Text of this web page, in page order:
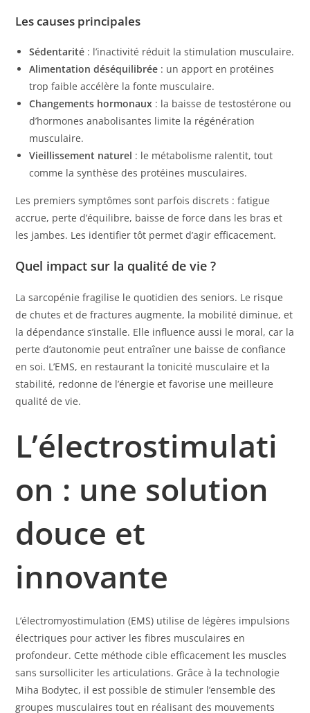
Les causes principales
Sédentarité : l’inactivité réduit la stimulation musculaire.
Alimentation déséquilibrée : un apport en protéines
trop faible accélère la fonte musculaire.
Changements hormonaux : la baisse de testostérone ou
d’hormones anabolisantes limite la régénération
musculaire.
Vieillissement naturel : le métabolisme ralentit, tout
comme la synthèse des protéines musculaires.
Les premiers symptômes sont parfois discrets : fatigue
accrue, perte d’équilibre, baisse de force dans les bras et
les jambes. Les identifier tôt permet d’agir efficacement.
Quel impact sur la qualité de vie ?
La sarcopénie fragilise le quotidien des seniors. Le risque
de chutes et de fractures augmente, la mobilité diminue, et
la dépendance s’installe. Elle influence aussi le moral, car la
perte d’autonomie peut entraîner une baisse de confiance
en soi. L’EMS, en restaurant la tonicité musculaire et la
stabilité, redonne de l’énergie et favorise une meilleure
qualité de vie.
L’électrostimulati
on : une solution
douce et
innovante
L’électromyostimulation (EMS) utilise de légères impulsions
électriques pour activer les fibres musculaires en
profondeur. Cette méthode cible efficacement les muscles
sans sursolliciter les articulations. Grâce à la technologie
Miha Bodytec, il est possible de stimuler l’ensemble des
groupes musculaires tout en réalisant des mouvements